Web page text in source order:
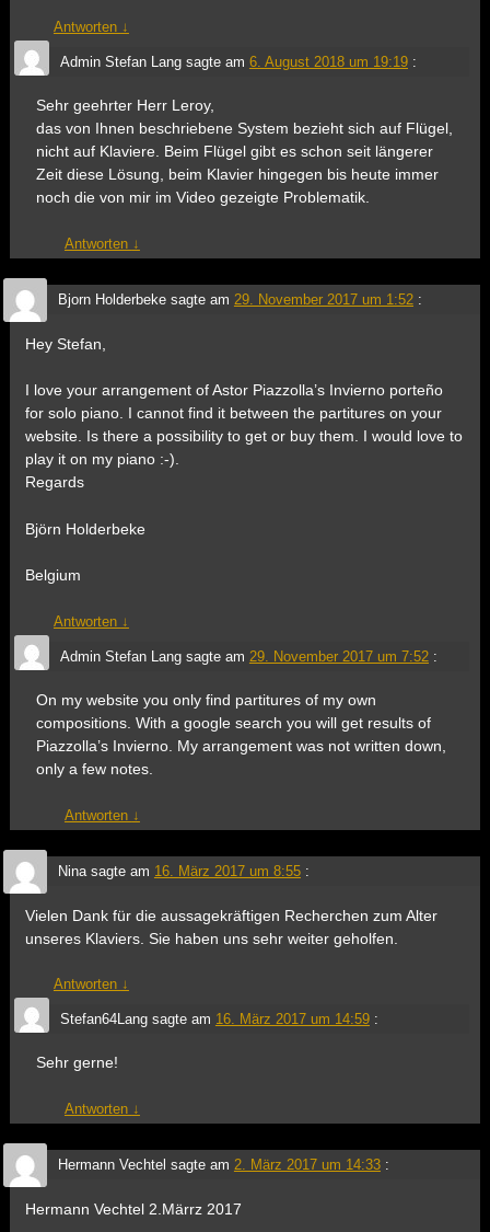
Antworten ↓
Admin Stefan Langsagte am 6. August 2018 um 19:19 :
Sehr geehrter Herr Leroy,
das von Ihnen beschriebene System bezieht sich auf Flügel,
nicht auf Klaviere. Beim Flügel gibt es schon seit längerer
Zeit diese Lösung, beim Klavier hingegen bis heute immer
noch die von mir im Video gezeigte Problematik.
Antworten ↓
Bjorn Holderbekesagte am 29. November 2017 um 1:52 :
Hey Stefan,
I love your arrangement of Astor Piazzolla’s Invierno porteño
for solo piano. I cannot find it between the partitures on your
website. Is there a possibility to get or buy them. I would love to
play it on my piano :-).
Regards
Björn Holderbeke
Belgium
Antworten ↓
Admin Stefan Langsagte am 29. November 2017 um 7:52 :
On my website you only find partitures of my own
compositions. With a google search you will get results of
Piazzolla’s Invierno. My arrangement was not written down,
only a few notes.
Antworten ↓
Ninasagte am 16. März 2017 um 8:55 :
Vielen Dank für die aussagekräftigen Recherchen zum Alter
unseres Klaviers. Sie haben uns sehr weiter geholfen.
Antworten ↓
Stefan64Langsagte am 16. März 2017 um 14:59 :
Sehr gerne!
Antworten ↓
Hermann Vechtel sagte am 2. März 2017 um 14:33 :
Hermann Vechtel 2.Märrz 2017